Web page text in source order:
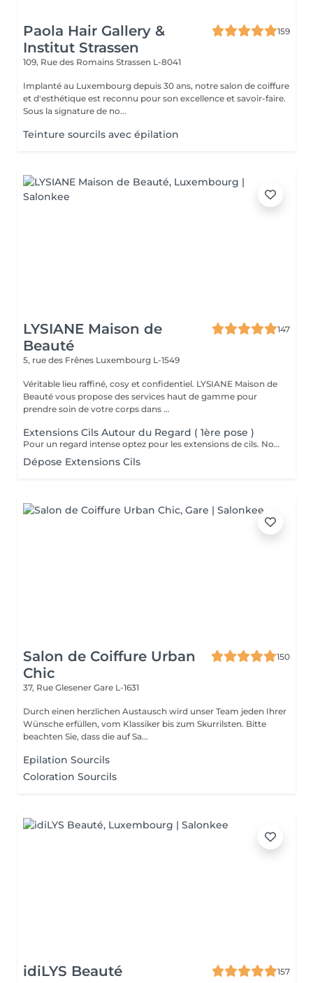
Paola Hair Gallery &
Institut Strassen
159
109, Rue des Romains Strassen L-8041
Implanté au Luxembourg depuis 30 ans, notre salon de coiffure
et d'esthétique est reconnu pour son excellence et savoir-faire.
Sous la signature de no...
Teinture sourcils avec épilation
LYSIANE Maison de
Beauté
147
5, rue des Frênes Luxembourg L-1549
Véritable lieu raffiné, cosy et confidentiel. LYSIANE Maison de
Beauté vous propose des services haut de gamme pour
prendre soin de votre corps dans ...
Extensions Cils Autour du Regard ( 1ère pose )
Pour un regard intense optez pour les extensions de cils. Nous travaillons de manière naturelle en utilisant uniquement des cils 1D, 2D et 3D avec une épaisseur normale.
Dépose Extensions Cils
Salon de Coiffure Urban
Chic
150
37, Rue Glesener Gare L-1631
Durch einen herzlichen Austausch wird unser Team jeden Ihrer
Wünsche erfüllen, vom Klassiker bis zum Skurrilsten. Bitte
beachten Sie, dass die auf Sa...
Epilation Sourcils
Coloration Sourcils
idiLYS Beauté
157